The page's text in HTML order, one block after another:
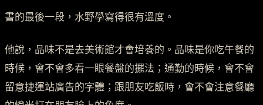
書的最後一段，水野學寫得很有溫度。
他說，品味不是去美術館才會培養的。品味是你吃午餐的
時候，會不會多看一眼餐盤的擺法；通勤的時候，會不會
留意捷運站廣告的字體；跟朋友吃飯時，會不會注意餐廳